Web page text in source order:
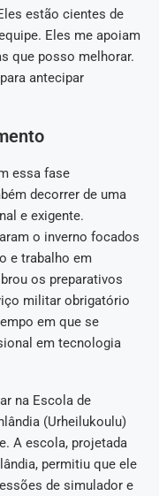
estão cientes de
Eles me apoiam
que posso melhorar.
antecipar
essa fase
decorrer de uma
e exigente.
o inverno focados
e trabalho em
os preparativos
militar obrigatório
em que se
em tecnologia
na Escola de
(Urheilukoulu)
A escola, projetada
permitiu que ele
de simulador e